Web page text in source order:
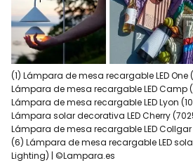
(1) Lámpara de mesa recargable LED One
Lámpara de mesa recargable LED Camp
Lámpara de mesa recargable LED Lyon
Lámpara solar decorativa LED Cherry
Lámpara de mesa recargable LED Collgar
(6) Lámpara de mesa recargable LED solar
Lighting) | ©Lampara.es